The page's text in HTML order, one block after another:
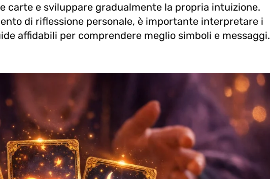
carte e sviluppare gradualmente la propria intuizione.
di riflessione personale, è importante interpretare i
affidabili per comprendere meglio simboli e messaggi.